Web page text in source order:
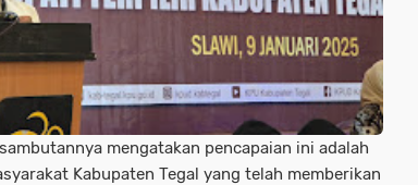
mengatakan pencapaian ini adalah
Kabupaten Tegal yang telah memberikan